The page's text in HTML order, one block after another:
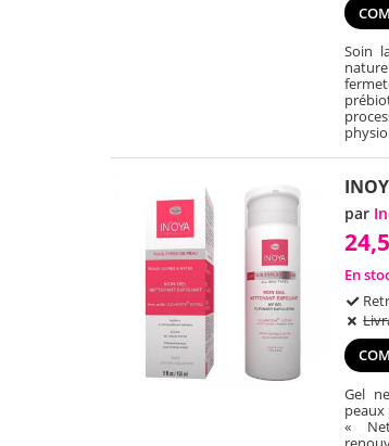
Soin
par
En
Gel
peaux
«